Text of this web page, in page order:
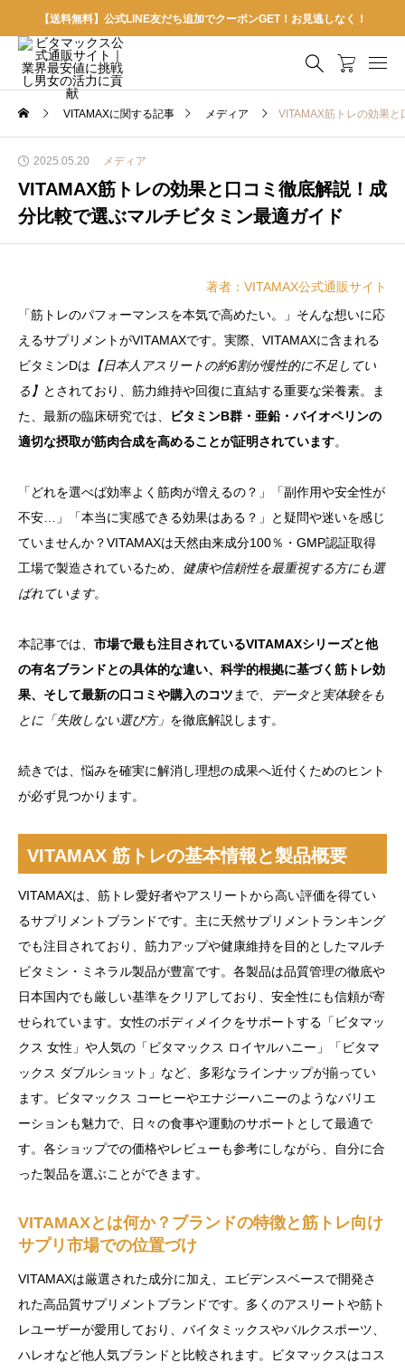
【送料無料】公式LINE友だち追加でクーポンGET！お見逃しなく！
VITAMAXに関する記事 メディア VITAMAX筋トレの効果
2025.05.20 メディア
VITAMAX筋トレの効果と口コミ徹底解説！成
分比較で選ぶマルチビタミン最適ガイド
著者：VITAMAX公式通販サイト
「筋トレのパフォーマンスを本気で高めたい。」そんな想いに応
えるサプリメントがVITAMAXです。実際、VITAMAXに含まれる
ビタミンDは 【日本人アスリートの約6割が慢性的に不足してい
る】 とされており、筋力維持や回復に直結する重要な栄養素。ま
た、最新の臨床研究では、
ビタミンB群・亜鉛・バイオペリンの
適切な摂取が筋肉合成を高めることが証明されています。
「どれを選べば効率よく筋肉が増えるの？」「副作用や安全性が
不安…」「本当に実感できる効果はある？」と疑問や迷いを感じ
ていませんか？VITAMAXは天然由来成分100％・GMP認証取得
工場で製造されているため、 健康や信頼性を最重視する方にも選
ばれています。
本記事では、 市場で最も注目されているVITAMAXシリーズと他
の有名ブランドとの具体的な違い、科学的根拠に基づく筋トレ効
果、そして最新の口コミや購入のコツ まで、
データと実体験をも
とに「失敗しない選び方」 を徹底解説します。
続きでは、悩みを確実に解消し理想の成果へ近付くためのヒント
が必ず見つかります。
VITAMAX 筋トレの基本情報と製品概要
VITAMAXは、筋トレ愛好者やアスリートから高い評価を得てい
るサプリメントブランドです。主に天然サプリメントランキング
でも注目されており、筋力アップや健康維持を目的としたマルチ
ビタミン・ミネラル製品が豊富です。各製品は品質管理の徹底や
日本国内でも厳しい基準をクリアしており、安全性にも信頼が寄
せられています。女性のボディメイクをサポートする「ビタマッ
クス 女性」や人気の「ビタマックス ロイヤルハニー」「ビタマ
ックス ダブルショット」など、多彩なラインナップが揃ってい
ます。ビタマックス コーヒーやエナジーハニーのようなバリエ
ーションも魅力で、日々の食事や運動のサポートとして最適で
す。各ショップでの価格やレビューも参考にしながら、自分に合
った製品を選ぶことができます。
VITAMAXとは何か？ブランドの特徴と筋トレ向け
サプリ市場での位置づけ
VITAMAXは厳選された成分に加え、エビデンスベースで開発さ
れた高品質サプリメントブランドです。多くのアスリートや筋ト
レユーザーが愛用しており、バイタミックスやバルクスポーツ、
ハレオなど他人気ブランドと比較されます。ビタマックスはコス